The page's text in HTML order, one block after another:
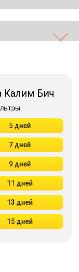
Калим Бич
5 дней
7 дней
9 дней
11 дней
13 дней
15 дней